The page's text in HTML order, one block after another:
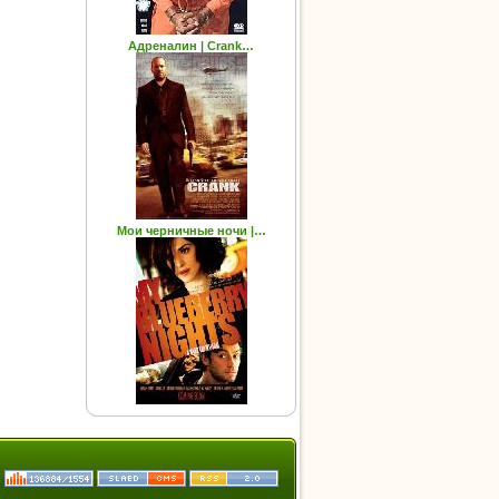
Адреналин | Crank…
Мои черничные ночи |…